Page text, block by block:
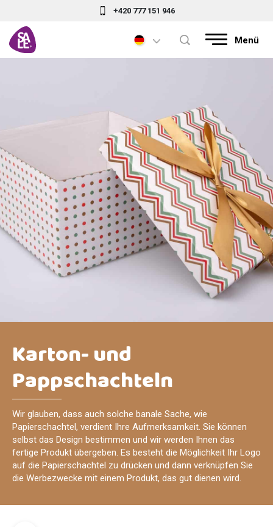
+420 777 151 946
Menü
Karton- und
Pappschachteln
Wir glauben, dass auch solche banale Sache, wie
Papierschachtel, verdient Ihre Aufmerksamkeit. Sie können
selbst das Design bestimmen und wir werden Ihnen das
fertige Produkt übergeben. Es besteht die Möglichkeit Ihr Logo
auf die Papierschachtel zu drücken und dann verknüpfen Sie
die Werbezwecke mit einem Produkt, das gut dienen wird.